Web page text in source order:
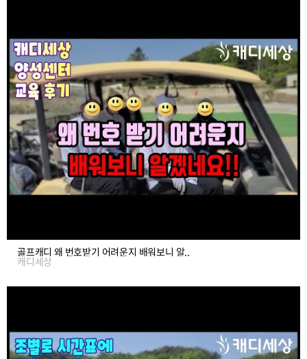
골프캐디 왜 번호받기 어려운지 배워보니 알..
캐디세상